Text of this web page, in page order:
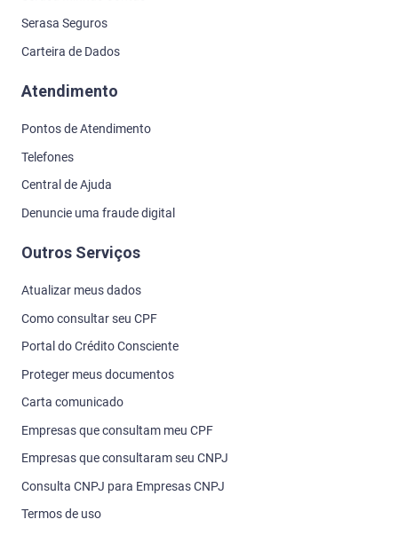
Serasa Seguros
Carteira de Dados
Atendimento
Pontos de Atendimento
Telefones
Central de Ajuda
Denuncie uma fraude digital
Outros Serviços
Atualizar meus dados
Como consultar seu CPF
Portal do Crédito Consciente
Proteger meus documentos
Carta comunicado
Empresas que consultam meu CPF
Empresas que consultaram seu CNPJ
Consulta CNPJ para Empresas CNPJ
Termos de uso